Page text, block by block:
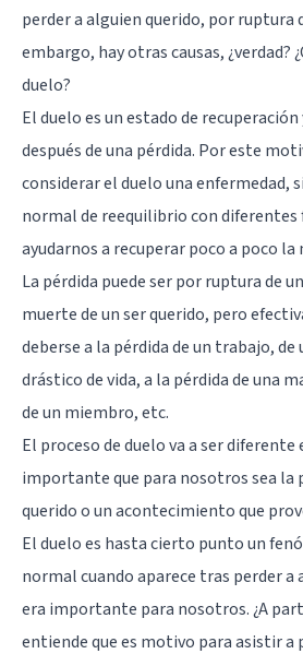
perder a alguien querido, por ruptura
embargo, hay otras causas, ¿verdad?
duelo?
El duelo es un estado de
después de una pérdida. Por este
considerar el duelo una enfermedad,
normal de reequilibrio con diferentes
ayudarnos a recuperar poco a poco la
La pérdida puede ser por ruptura de
muerte de un ser querido, pero
deberse a la pérdida de un trabajo, de
drástico de vida, a la pérdida de una
de un miembro, etc.
El proceso de duelo va a ser diferente
importante que para nosotros sea la
querido o un acontecimiento que
El duelo es hasta cierto punto un
normal cuando aparece tras perder a
era importante para nosotros. ¿A
entiende que es motivo para asistir a